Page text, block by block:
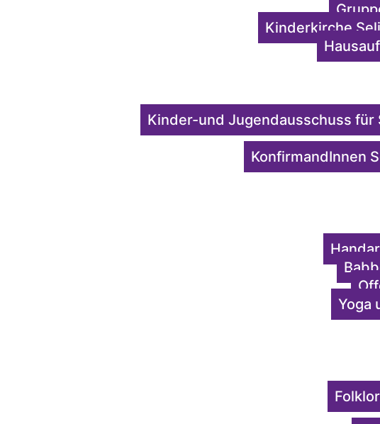
Kinderkirche
Kinder-und Jugendausschuss für
KonfirmandInnen
Yoga